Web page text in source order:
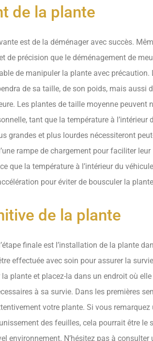
de la plante
est de la déménager avec succès.
de précision que le déménagement de
de manipuler la plante avec précaution.
de sa taille, de son poids, mais aussi
Les plantes de taille moyenne peuvent
tant que la température à l’intérieur
grandes et plus lourdes nécessiteront
rampe de chargement pour faciliter leur
que la température à l’intérieur du
pour éviter de bousculer la
de la plante
finale est l’installation de la plante
effectuée avec soin pour assurer la
plante et placez-la dans un endroit où elle
à sa survie. Dans les premières
votre plante. Si vous remarquez
des feuilles, cela pourrait être le
environnement. N’hésitez pas à consulter